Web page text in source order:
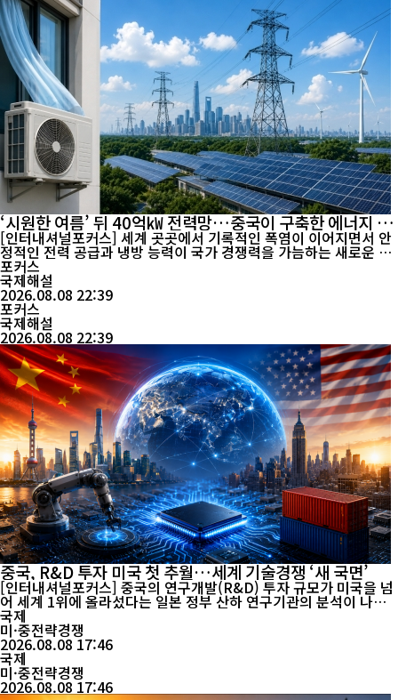
‘시원한 여름’ 뒤 40억㎾ 전력망…중국이 구축한 에너지 인
프라
[인터내셔널포커스] 세계 곳곳에서 기록적인 폭염이 이어지면서 안
정적인 전력 공급과 냉방 능력이 국가 경쟁력을 가늠하는 새로운 요
소로 떠오르고 있다. 냉방 수요가 급증할 때마다 전력 가격 상승과
공급 불안이 반복되는 국가가 있는 반면, 중국에서는 대규모 발전·
송전망과 제조업 기반이 폭염 대응을 뒷받침하고 있다는 평가가 나
온다. 차이나데일리에 따르면 중국의 발전 설비용량은 2026년 5월
40억1천만㎾에 ...
포커스
국제해설
2026.08.08 22:39
포커스
국제해설
2026.08.08 22:39
중국, R&D 투자 미국 첫 추월…세계 기술경쟁 ‘새 국면’
[인터내셔널포커스] 중국의 연구개발(R&D) 투자 규모가 미국을 넘
어 세계 1위에 올라섰다는 일본 정부 산하 연구기관의 분석이 나왔
다. 논문 발표 건수와 피인용 상위 논문에서 이미 두각을 나타낸 중
국이 연구개발 투자에서도 미국을 앞서면서 세계 과학기술 경쟁의
무게중심이 빠르게 변화하고 있다는 분석이 나온다. 일본 니혼게이
자이신문이 8일 보도한 일본 문부과학성 과학기술·학술정책연구소
(NISTEP)의 ‘20...
국제
미·중전략경쟁
2026.08.08 17:46
국제
미·중전략경쟁
2026.08.08 17:46